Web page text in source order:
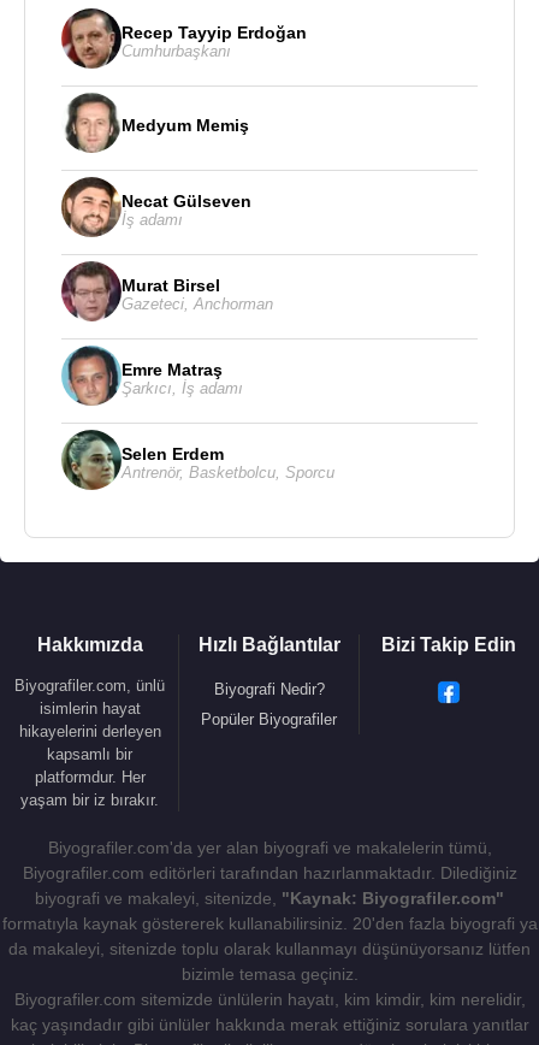
Recep Tayyip Erdoğan
Cumhurbaşkanı
Medyum Memiş
Necat Gülseven
İş adamı
Murat Birsel
Gazeteci Anchorman
Emre Matraş
Şarkıcı İş adamı
Selen Erdem
Antrenör, Basketbolcu Sporcu
Hakkımızda
Biyografiler.com, ünlü
isimlerin hayat
hikayelerini derleyen
kapsamlı bir
platformdur. Her
yaşam bir iz bırakır.
Hızlı Bağlantılar
Biyografi Nedir?
Popüler Biyografiler
Bizi Takip Edin
Biyografiler.com'da yer alan biyografi ve makalelerin tümü,
Biyografiler.com editörleri tarafından hazırlanmaktadır. Dilediğiniz
biyografi ve makaleyi, sitenizde, "Kaynak: Biyografiler.com"
formatıyla kaynak göstererek kullanabilirsiniz. 20'den fazla biyografi ya
da makaleyi, sitenizde toplu olarak kullanmayı düşünüyorsanız lütfen
bizimle temasa geçiniz.
Biyografiler.com sitemizde ünlülerin hayatı, kim kimdir, kim nerelidir,
kaç yaşındadır gibi ünlüler hakkında merak ettiğiniz sorulara yanıtlar